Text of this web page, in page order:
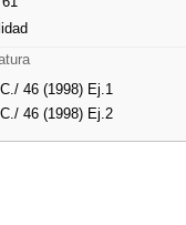
46 (1998) Ej.1
46 (1998) Ej.2